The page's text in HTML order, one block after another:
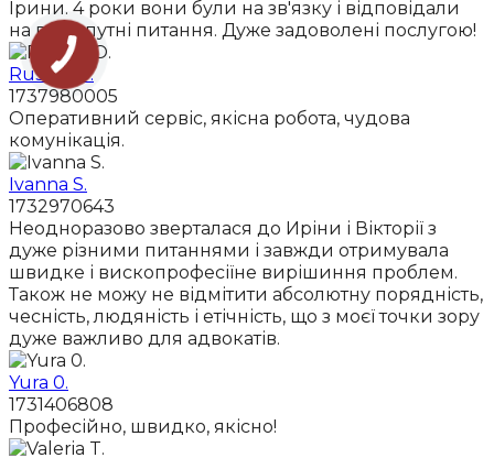
Ірини. 4 роки вони були на зв'язку і відповідали
на всі супутні питання. Дуже задоволені послугою!
Ruslan O.
1737980005
Оперативний сервіс, якісна робота, чудова
комунікація.
Ivanna S.
1732970643
Неодноразово зверталася до Иріни і Вікторії з
дуже різними питаннями і завжди отримувала
швидке і вископрофесіїне вирішиння проблем.
Також не можу не відмітити абсолютну порядність,
чесність, людяність і етічність, що з моєї точки зору
дуже важливо для адвокатів.
Yura 0.
1731406808
Професійно, швидко, якісно!